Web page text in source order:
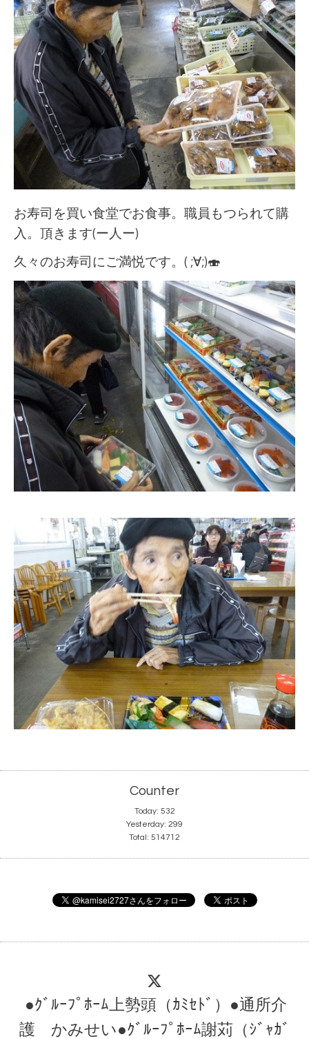
お寿司を買い食堂でお食事。職員もつられて購
入。頂きます(ー人ー)
久々のお寿司にご満悦です。( ;∀;)🍣
Counter
Today: 532
Yesterday: 299
Total: 514712
●ｸﾞﾙｰﾌﾟﾎｰﾑ上勢頭（ｶﾐｾﾄﾞ）●通所介
護 かみせい●ｸﾞﾙｰﾌﾟﾎｰﾑ謝苅（ｼﾞｬｶﾞ